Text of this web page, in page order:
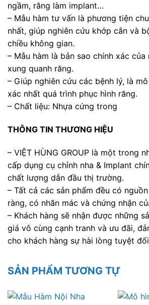
ngầm, răng làm implant…
– Mẫu hàm tư vấn là phương tiện
nhất, giúp nghiên cứu khớp cắn và
chiều không gian.
– Mẫu hàm là bản sao chính xác
xung quanh răng.
– Giúp nghiên cứu các bệnh lý, là
xác nhất quá trình phục hình răng.
– Chất liệu: Nhựa cứng trong
THÔNG TIN THƯƠNG HIỆU
– VIỆT HÙNG GROUP là một trong
cấp dụng cụ chỉnh nha & Implant
chất lượng dẫn đầu thị trường.
– Tất cả các sản phẩm đều có
ràng, có nhãn mác và chứng nhận
– Khách hàng sẽ nhận được những
giá vô cùng cạnh tranh và ưu đãi,
cho khách hàng sự hài lòng tuyệt
SẢN PHẨM TƯƠNG TỰ